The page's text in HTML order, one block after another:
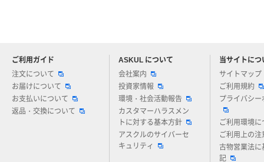
ご利用ガイド
注文について
お届けについて
お支払いについて
返品・交換について
ASKUL について
会社案内
投資家情報
環境・社会活動報告
カスタマーハラスメン
トに対する基本方針
アスクルのサイバーセ
キュリティ
当サイトにつ
サイトマップ
ご利用規約
プライバシー
ご利用環境に
ご利用上の注
古物営業法に
記
アスクルについてお気軽にご質問ください